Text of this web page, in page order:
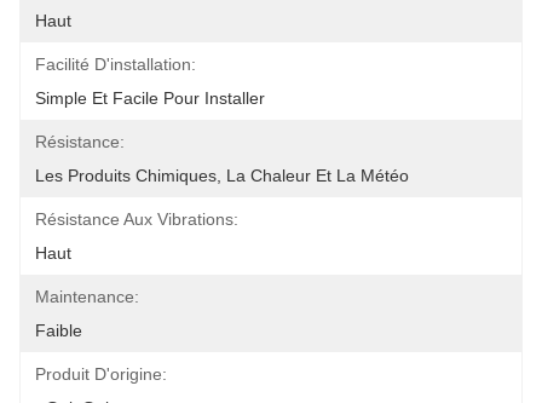
Haut
Facilité D'installation:
Simple Et Facile Pour Installer
Résistance:
Les Produits Chimiques, La Chaleur Et La Météo
Résistance Aux Vibrations:
Haut
Maintenance:
Faible
Produit D'origine: